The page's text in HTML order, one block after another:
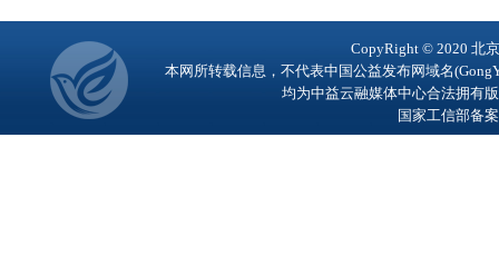
CopyRight © 2020 北
本网所转载信息，不代表中国公益发布网域名
均为中益云融媒体中心合法拥有
国家工信部备